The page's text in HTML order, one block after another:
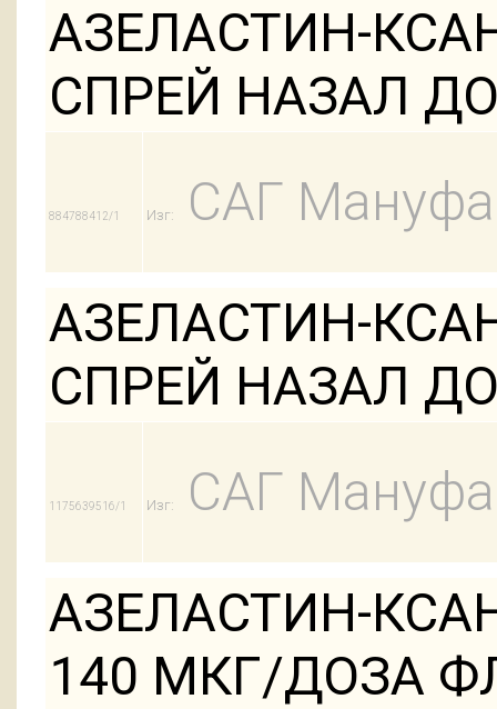
АЗЕЛАСТИН-
СПРЕЙ НАЗАЛ
884788412/1 Изг:
САГ
АЗЕЛАСТИН-
СПРЕЙ НАЗАЛ
1175639516/1 Изг:
САГ
АЗЕЛАСТИН-
140 МКГ/ДОЗА